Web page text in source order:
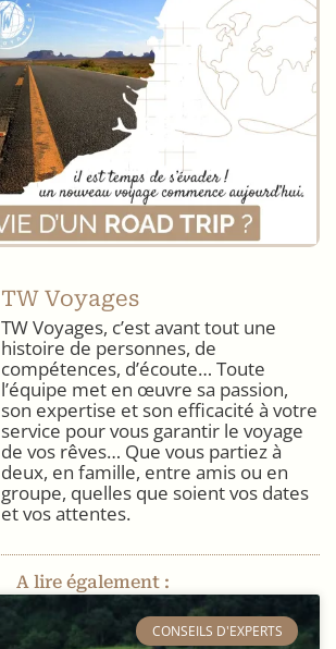
TW Voyages
TW Voyages, c’est avant tout une
histoire de personnes, de
compétences, d’écoute… Toute
l’équipe met en œuvre sa passion,
son expertise et son efficacité à votre
service pour vous garantir le voyage
de vos rêves… Que vous partiez à
deux, en famille, entre amis ou en
groupe, quelles que soient vos dates
et vos attentes.
A lire également :
​CONSEILS D'EXPERTS